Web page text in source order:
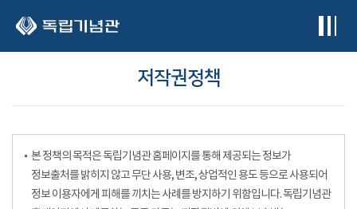
저작권정책
본 정책의 목적은 독립기념관 홈페이지를 통해 제공되는 정보가
정보출처를 밝히지 않고 무단 사용, 변조, 상업적인 용도 등으로 사용되어
정보 이용자에게 피해를 끼치는 사례를 방지하기 위함입니다. 독립기념관